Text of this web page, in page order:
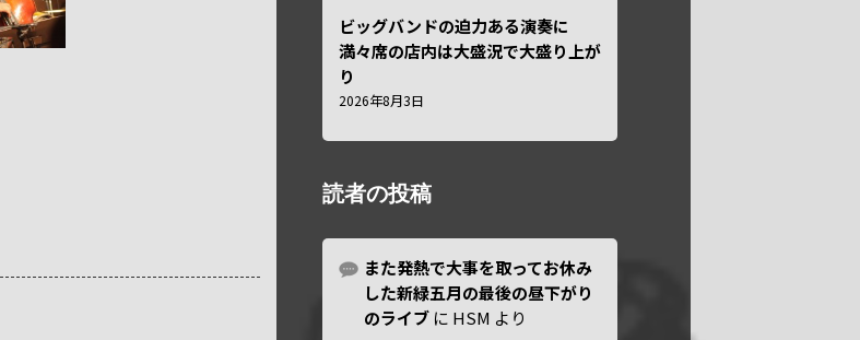
ビッグバンドの迫力ある演奏に
満々席の店内は大盛況で大盛り上が
り
2026年8月3日
読者の投稿
また発熱で大事を取ってお休み
した新緑五月の最後の昼下がり
のライブ に HSM より